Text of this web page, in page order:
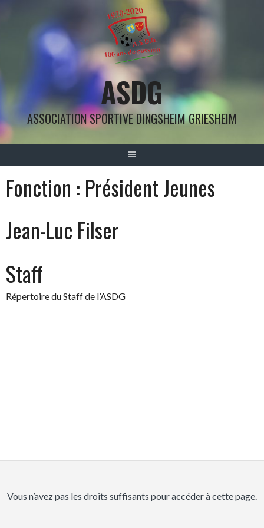
ASDG
ASSOCIATION SPORTIVE DINGSHEIM GRIESHEIM
Fonction : Président Jeunes
Jean-Luc Filser
Staff
Répertoire du Staff de l’ASDG
Vous n’avez pas les droits suffisants pour accéder à cette page.